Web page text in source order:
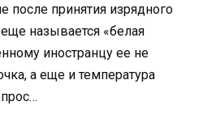
после принятия изрядного
называется «белая
иностранцу ее не
а еще и температура